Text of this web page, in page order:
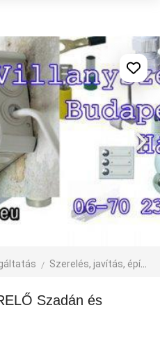
Szerelés, javítás, építkezés